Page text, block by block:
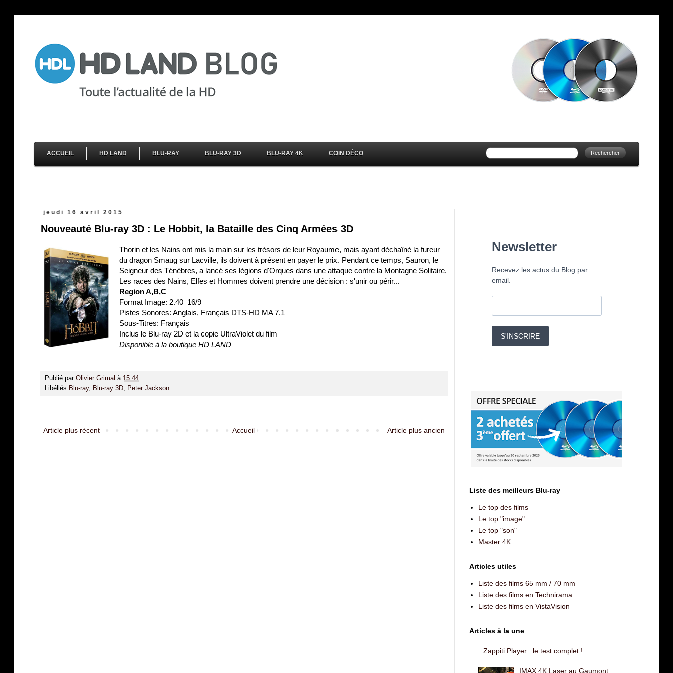
ACCUEIL HD LAND BLU-RAY BLU-RAY 3D BLU-RAY 4K COIN DÉCO
jeudi 16 avril 2015
Nouveauté Blu-ray 3D : Le Hobbit, la Bataille des Cinq Armées 3D
Thorin et les Nains ont mis la main sur les trésors de leur Royaume, mais ayant déchaîné la fureur
du dragon Smaug sur Lacville, ils doivent à présent en payer le prix. Pendant ce temps, Sauron, le
Seigneur des Ténèbres, a lancé ses légions d'Orques dans une attaque contre la Montagne Solitaire.
Les races des Nains, Elfes et Hommes doivent prendre une décision : s'unir ou périr...
Region A,B,C
Format Image: 2.40 16/9
Pistes Sonores: Anglais, Français DTS-HD MA 7.1
Sous-Titres: Français
Inclus le Blu-ray 2D et la copie UltraViolet du film
Disponible à la boutique HD LAND
Publié par Olivier Grimal à 15:44
Libéllés Blu-ray, Blu-ray 3D, Peter Jackson
Article plus récent Article plus ancien
Accueil
Newsletter
Recevez les actus du Blog par
email.
S'INSCRIRE
Liste des meilleurs Blu-ray
Le top des films
Le top "image"
Le top "son"
Master 4K
Articles utiles
Liste des films 65 mm / 70 mm
Liste des films en Technirama
Liste des films en VistaVision
Articles à la une
Zappiti Player : le test complet !
IMAX 4K Laser au Gaumont